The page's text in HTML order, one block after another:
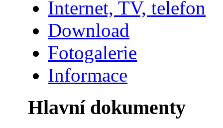
Internet, TV, telefon
Download
Fotogalerie
Informace
Hlavní dokumenty